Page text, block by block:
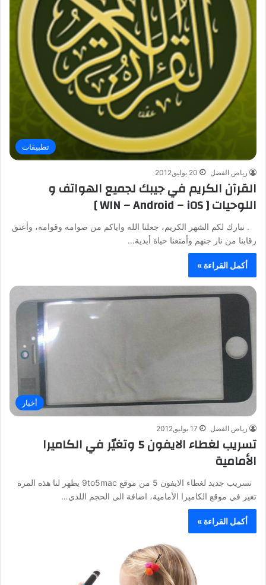
تطبيقات
رياض الفضل 20 يوليو,2012
القرآن الكريم في جيبك لجميع الهواتف و
اللوحيات [ WIN – Android – iOS ]
. نبارك لكم الشهر الكريم، جعلنا الله واياكم من صوامه وقوامه، وأعتق
رقابنا من نار جنهم وأمتعنا حياة أبدية…
أكمل القراءة »
أخبار
رياض الفضل 17 يوليو,2012
تسريب لغطاء الايفون 5 وتغيّر في الكاميرا
الأمامية
تسريب جديد لغطاء الايفون 5 من موقع 9to5mac يظهر لنا هذه المرة
تغير في موقع الكاميرا الأمامية، اضافة الى الحجم اللذي…
أكمل القراءة »